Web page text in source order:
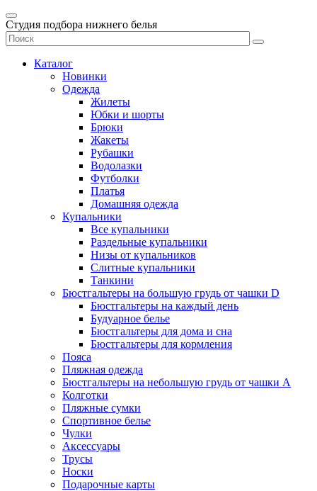
Студия подбора нижнего белья
Каталог
Новинки
Одежда
Жилеты
Юбки и шорты
Брюки
Жакеты
Рубашки
Водолазки
Футболки
Платья
Домашняя одежда
Купальники
Все купальники
Раздельные купальники
Низы от купальников
Слитные купальники
Танкини
Бюстгальтеры на большую грудь от чашки D
Бюстгальтеры на каждый день
Будуарное белье
Бюстгальтеры для дома и сна
Бюстгальтеры для кормления
Пояса
Пляжная одежда
Бюстгальтеры на небольшую грудь от чашки А
Колготки
Пляжные сумки
Спортивное белье
Чулки
Аксессуары
Трусы
Носки
Подарочные карты